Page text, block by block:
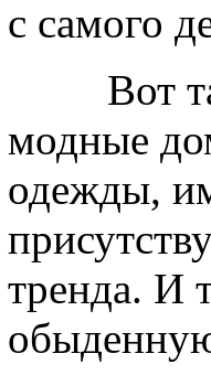
с самого
Вот
модные
одежды,
тренда. И